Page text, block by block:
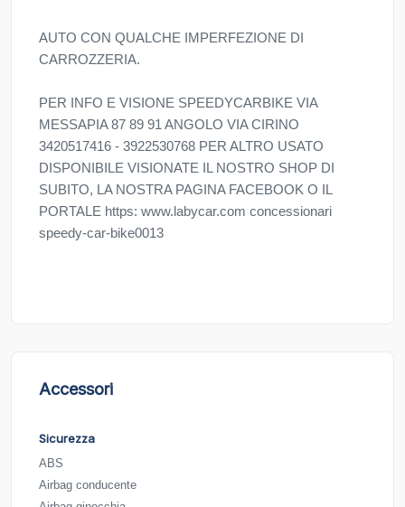
AUTO CON QUALCHE IMPERFEZIONE DI
CARROZZERIA.
PER INFO E VISIONE SPEEDYCARBIKE VIA
MESSAPIA 87 89 91 ANGOLO VIA CIRINO
3420517416 - 3922530768 PER ALTRO USATO
DISPONIBILE VISIONATE IL NOSTRO SHOP DI
SUBITO, LA NOSTRA PAGINA FACEBOOK O IL
PORTALE https: www.labycar.com concessionari
speedy-car-bike0013
Accessori
Sicurezza
ABS
Airbag conducente